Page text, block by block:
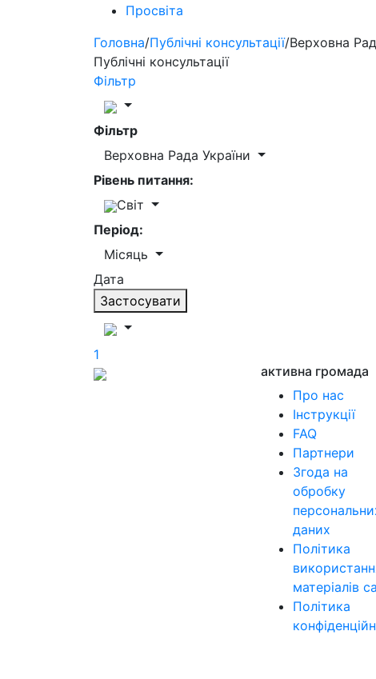
Просвіта
Головна/Публічні консультації/Верховна
Публічні консультації
Фільтр
Фільтр
Верховна Рада України
Рівень питання:
Світ
Період:
Місяць
Дата
Застосувати
1
активна громада
Про нас
Інструкції
FAQ
Партнери
Згода на
обробку
даних
Політика
матеріалів
Політика